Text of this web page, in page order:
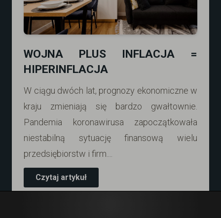
WOJNA PLUS INFLACJA =
HIPERINFLACJA
W ciągu dwóch lat, prognozy ekonomiczne w
kraju zmieniają się bardzo gwałtownie.
Pandemia koronawirusa zapoczątkowała
niestabilną sytuację finansową wielu
przedsiębiorstw i firm....
Czytaj artykuł